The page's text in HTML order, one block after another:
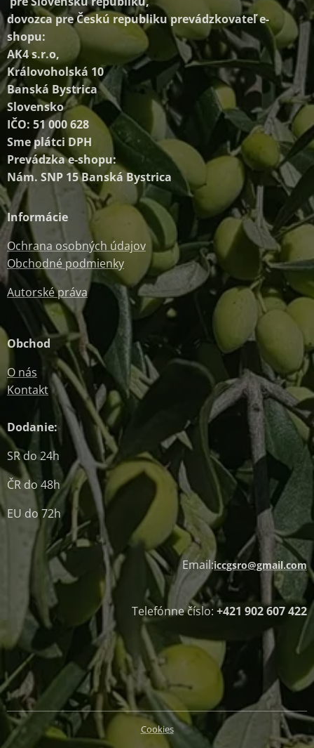
dovozca pre Českú republiku prevádzkovateľ e-
shopu:
AK4 s.r.o,
Královoholská 10
Banská Bystrica
Slovensko
IČO: 51 000 628
Sme plátci DPH
Prevádzka e-shopu:
Nám. SNP 15 Banská Bystrica
Informácie
Ochrana osobných údajov
Obchodné podmienky
Autorské práva
Obchod
O nás
Kontakt
Dodanie:
SR do 24h
ČR do 48h
EU do 72h
Email:iccgsro@gmail.com
Telefónne číslo: +421 902 607 422
Cookies